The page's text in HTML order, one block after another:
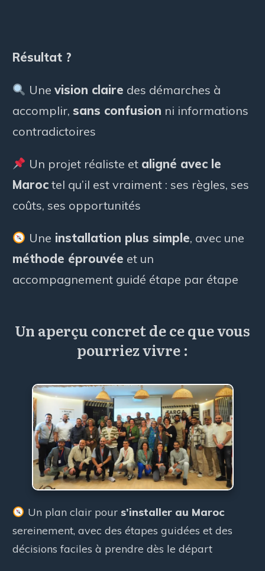
Résultat ?
Une vision claire des démarches à
accomplir, sans confusion ni informations
contradictoires
Un projet réaliste et aligné avec le
Maroc tel qu’il est vraiment : ses règles, ses
coûts, ses opportunités
Une installation plus simple, avec une
méthode éprouvée et un
accompagnement guidé étape par étape
Un aperçu concret de ce que vous
pourriez vivre :
Un plan clair pour s’installer au Maroc
sereinement, avec des étapes guidées et des
décisions faciles à prendre dès le départ